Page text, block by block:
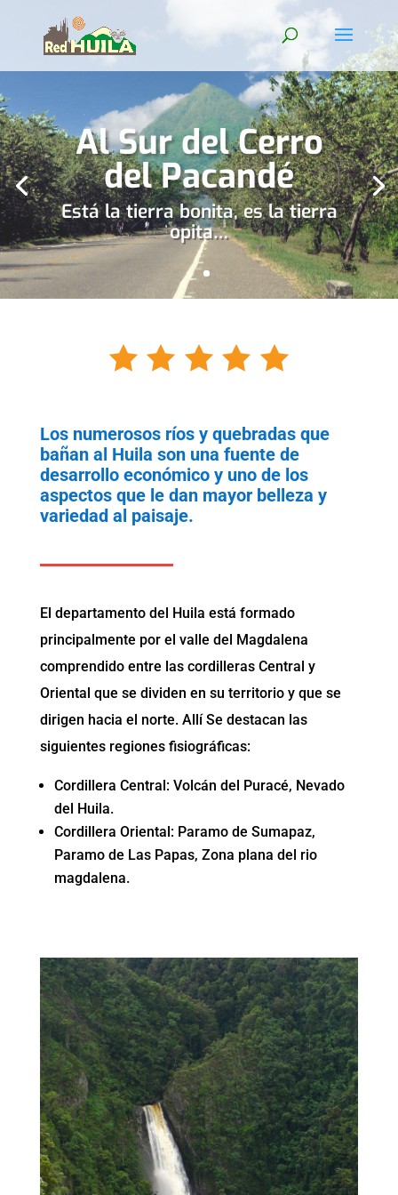
Conoce el Huila
Territorio bañado por el Rio
Magdalena desde su nacimiento,
tierra de promisión, verde y
sensacional.
Los numerosos ríos y quebradas que
bañan al Huila son una fuente de
desarrollo económico y uno de los
aspectos que le dan mayor belleza y
variedad al paisaje.
El departamento del Huila está formado
principalmente por el valle del Magdalena
comprendido entre las cordilleras Central y
Oriental que se dividen en su territorio y que se
dirigen hacia el norte. Allí Se destacan las
siguientes regiones fisiográficas:
Cordillera Central: Volcán del Puracé, Nevado
del Huila.
Cordillera Oriental: Paramo de Sumapaz,
Paramo de Las Papas, Zona plana del rio
magdalena.